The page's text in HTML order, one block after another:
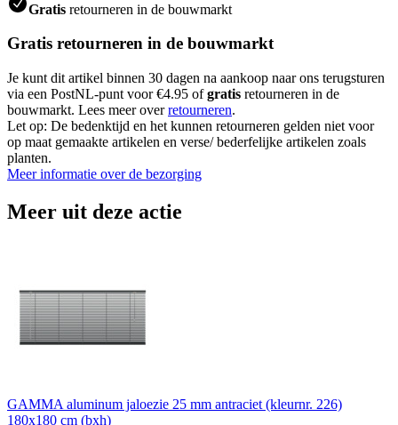
Gratis retourneren in de bouwmarkt
Gratis retourneren in de bouwmarkt
Je kunt dit artikel binnen 30 dagen na aankoop naar ons terugsturen
via een PostNL-punt voor €4.95 ofgratis retourneren in de
bouwmarkt. Lees meer overretourneren.
Let op: De bedenktijd en het kunnen retourneren gelden niet voor
op maat gemaakte artikelen en verse/ bederfelijke artikelen zoals
planten.
Meer informatie over de bezorging
Meer uit deze actie
GAMMA aluminum jaloezie 25 mm antraciet (kleurnr. 226)
180x180 cm (bxh)